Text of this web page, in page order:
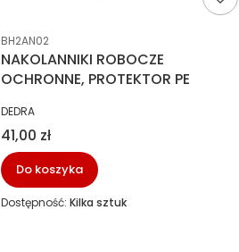
Kod producenta
BH2AN02
NAKOLANNIKI ROBOCZE
OCHRONNE, PROTEKTOR PE
PRODUCENT
DEDRA
Cena
41,00 zł
Do koszyka
Dostępność:Kilka sztuk